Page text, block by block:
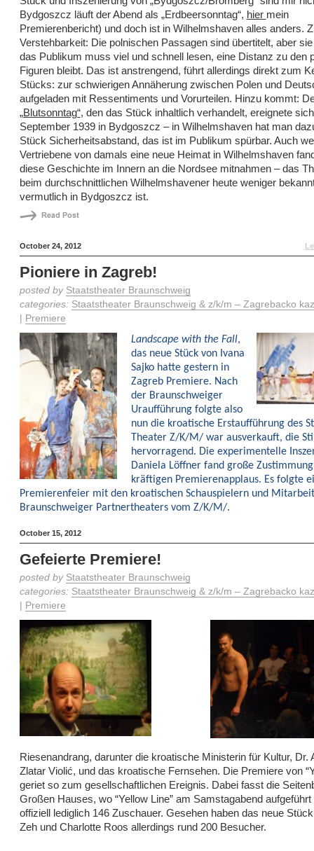
Bydgoszcz läuft der Abend als „Erdbeersonntag“, hier mein
Premierenbericht) und doch ist in Wilhelmshaven alles anders.
Verstehbarkeit: Die polnischen Passagen sind übertitelt, aber
das Publikum muss viel und schnell lesen, eine Distanz zu den
Figuren bleibt. Das ist anstrengend, führt allerdings direkt zum
Stücks: zur schwierigen Annäherung zwischen Polen und
aufgeladen mit Ressentiments und Vorurteilen. Hinzu kommt:
„Blutsonntag“, den das Stück inhaltlich verhandelt, ereignete
September 1939 in Bydgoszcz – in Wilhelmshaven hat man
Stück Sicherheitsabstand, das ist im Publikum spürbar. Auch
Vertriebene von damals eine neue Heimat in Wilhelmshaven
diese Geschichte im Innern an die Nordsee mitnahmen – das
beim durchschnittlichen Wilhelmshavener heute weniger
vermutlich in Bydgoszcz ist.
October 24, 2012
Pioniere in Zagreb!
posted by Staatstheater Braunschweig
categories: Staatstheater Braunschweig & z/k/m – Zagrebacko
Premiere
Landscape with the Fall,
das neue Stück von Ivana
Sajko hatte gestern in
Zagreb Premiere. Nach
der Braunschweiger
Uraufführung folgte also
nun die kroatische Erstaufführung des
Theater Z/K/M/ war ausverkauft, die
hervorragend. Die experimentelle
Daniela Löffner fand große
kräftigen Premierenapplaus. Es folgte
Premierenfeier mit den kroatischen Schauspielern und
Braunschweiger Partnertheaters vom Z/K/M/.
October 15, 2012
Gefeierte Premiere!
posted by Staatstheater Braunschweig
categories: Staatstheater Braunschweig & z/k/m – Zagrebacko
Premiere
Riesenandrang, darunter die kroatische Ministerin für Kultur, Dr.
Zlatar Violić, und das kroatische Fernsehen. Die Premiere von
geriet so zum gesellschaftlichen Ereignis. Dabei fasst die
Großen Hauses, wo “Yellow Line” am Samstagabend aufgeführt
offiziell lediglich 146 Zuschauer. Gesehen haben das neue
Zeh und Charlotte Roos allerdings rund 200 Besucher.